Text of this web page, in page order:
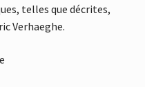
telles que décrites,
Verhaeghe.